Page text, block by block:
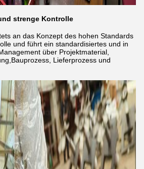
strenge Kontrolle
an das Konzept des hohen Standards
und führt ein standardisiertes und in
über Projektmaterial,
Lieferprozess und